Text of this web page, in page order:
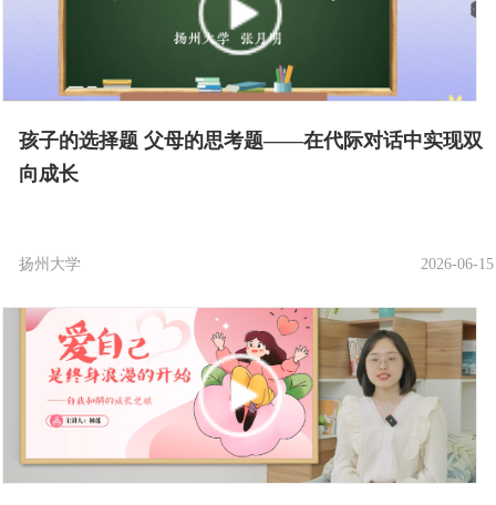
孩子的选择题 父母的思考题——在代际对话中实现双
向成长
扬州大学 2026-06-15